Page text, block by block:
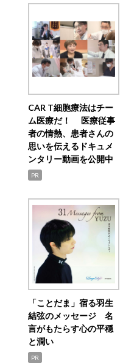
CAR T細胞療法はチー
ム医療だ！ 医療従事
者の情熱、患者さんの
思いを伝えるドキュメ
ンタリー動画を公開中
PR
「ことだま」宿る羽生
結弦のメッセージ 名
言がもたらす心の平穏
と潤い
PR